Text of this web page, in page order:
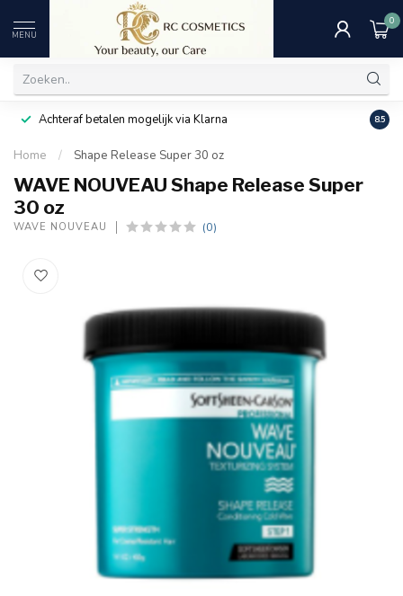
MENU
0
Achteraf betalen mogelijk via Klarna 8.5
Home / Shape Release Super 30 oz
WAVE NOUVEAU Shape Release Super
30 oz
WAVE NOUVEAU (0)